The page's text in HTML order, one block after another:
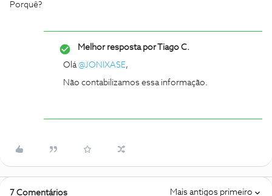
Porquê?
Melhor resposta porTiago C.
Olá@JONIXASE,
Não contabilizamos essa informação.
7 Comentários Mais antigos primeiro